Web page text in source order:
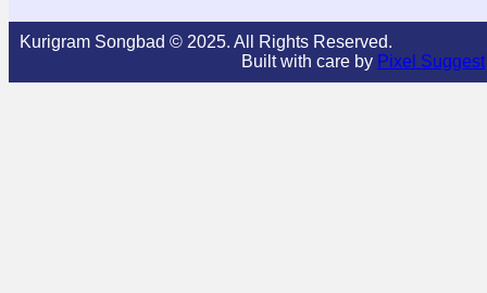
Kurigram Songbad © 2025. All Rights Reserved.
Built with care by Pixel Suggest